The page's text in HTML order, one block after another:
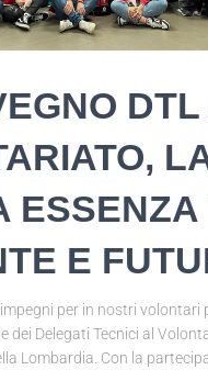
ESSENZA
E
per in nostri volontari
dei Delegati Tecnici al
Lombardia. Con la